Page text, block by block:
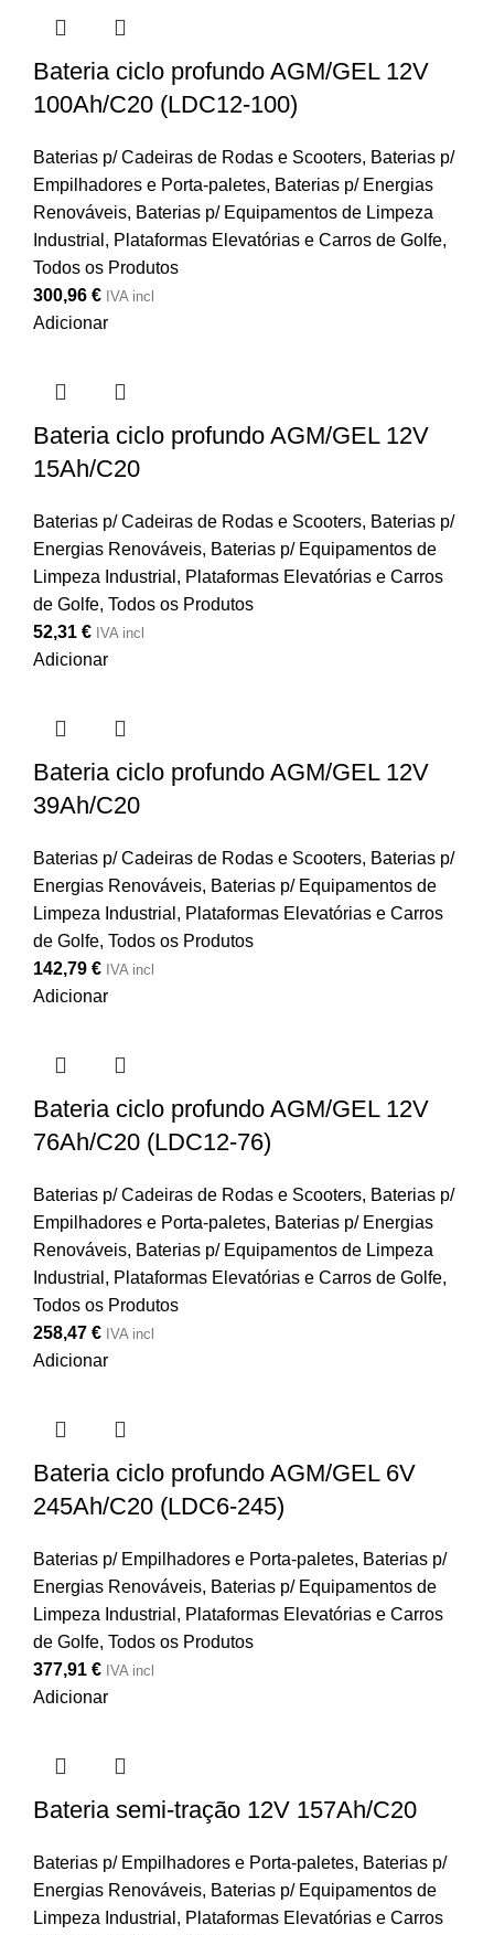
Bateria ciclo profundo AGM/GEL 12V
100Ah/C20 (LDC12-100)
Baterias p/ Cadeiras de Rodas e Scooters, Baterias p/
Empilhadores e Porta-paletes, Baterias p/ Energias
Renováveis, Baterias p/ Equipamentos de Limpeza
Industrial, Plataformas Elevatórias e Carros de Golfe,
Todos os Produtos
300,96 € IVA incl
Adicionar
Bateria ciclo profundo AGM/GEL 12V
15Ah/C20
Baterias p/ Cadeiras de Rodas e Scooters, Baterias p/
Energias Renováveis, Baterias p/ Equipamentos de
Limpeza Industrial, Plataformas Elevatórias e Carros
de Golfe, Todos os Produtos
52,31 € IVA incl
Adicionar
Bateria ciclo profundo AGM/GEL 12V
39Ah/C20
Baterias p/ Cadeiras de Rodas e Scooters, Baterias p/
Energias Renováveis, Baterias p/ Equipamentos de
Limpeza Industrial, Plataformas Elevatórias e Carros
de Golfe, Todos os Produtos
142,79 € IVA incl
Adicionar
Bateria ciclo profundo AGM/GEL 12V
76Ah/C20 (LDC12-76)
Baterias p/ Cadeiras de Rodas e Scooters, Baterias p/
Empilhadores e Porta-paletes, Baterias p/ Energias
Renováveis, Baterias p/ Equipamentos de Limpeza
Industrial, Plataformas Elevatórias e Carros de Golfe,
Todos os Produtos
258,47 € IVA incl
Adicionar
Bateria ciclo profundo AGM/GEL 6V
245Ah/C20 (LDC6-245)
Baterias p/ Empilhadores e Porta-paletes, Baterias p/
Energias Renováveis, Baterias p/ Equipamentos de
Limpeza Industrial, Plataformas Elevatórias e Carros
de Golfe, Todos os Produtos
377,91 € IVA incl
Adicionar
Bateria semi-tração 12V 157Ah/C20
Baterias p/ Empilhadores e Porta-paletes, Baterias p/
Energias Renováveis, Baterias p/ Equipamentos de
Limpeza Industrial, Plataformas Elevatórias e Carros